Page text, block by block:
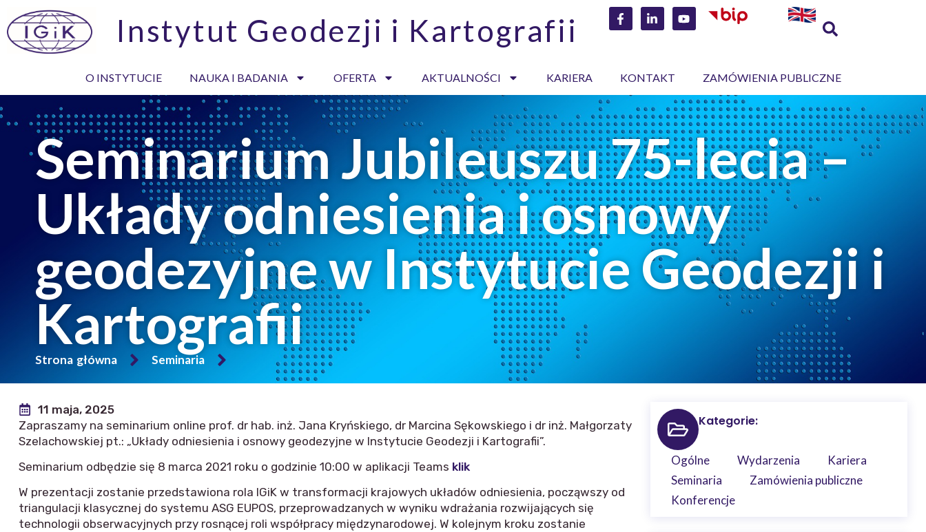
Instytut Geodezji i Kartografii
O INSTYTUCIE NAUKA I BADANIA OFERTA AKTUALNOŚCI KARIERA KONTAKT ZAMÓWIENIA PUBLICZNE
Seminarium Jubileuszu 75-lecia –
Układy odniesienia i osnowy
geodezyjne w Instytucie Geodezji i
Kartografii
Strona główna Seminaria
11 maja, 2025
Zapraszamy na seminarium online prof. dr hab. inż. Jana Kryńskiego, dr Marcina Sękowskiego i dr inż. Małgorzaty
Szelachowskiej pt.: „Układy odniesienia i osnowy geodezyjne w Instytucie Geodezji i Kartografii”.
Seminarium odbędzie się 8 marca 2021 roku o godzinie 10:00 w aplikacji Teams klik
W prezentacji zostanie przedstawiona rola IGiK w transformacji krajowych układów odniesienia, począwszy od
triangulacji klasycznej do systemu ASG EUPOS, przeprowadzanych w wyniku wdrażania rozwijających się
technologii obserwacyjnych przy rosnącej roli współpracy międzynarodowej. W kolejnym kroku zostanie
Kategorie:
Ogólne Wydarzenia
Kariera
Seminaria
Zamówienia publiczne
Konferencje